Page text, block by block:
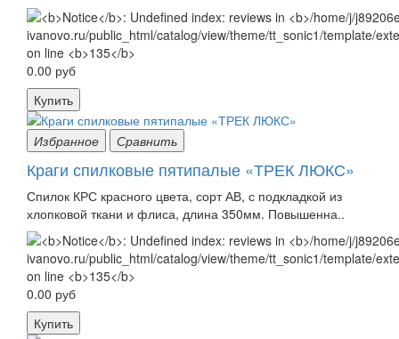
0.00 руб
Купить
Избранное Сравнить
Краги спилковые пятипалые «ТРЕК ЛЮКС»
Спилок КРС красного цвета, сорт АВ, с подкладкой из
хлопковой ткани и флиса, длина 350мм. Повышенна..
0.00 руб
Купить